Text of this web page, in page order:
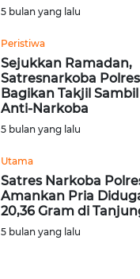
5 bulan yang lalu
Peristiwa
Sejukkan Ramadan,
Satresnarkoba
Bagikan Takjil
Anti-Narkoba
5 bulan yang lalu
Utama
Satres Narkoba
Amankan Pria
20,36 Gram di
5 bulan yang lalu